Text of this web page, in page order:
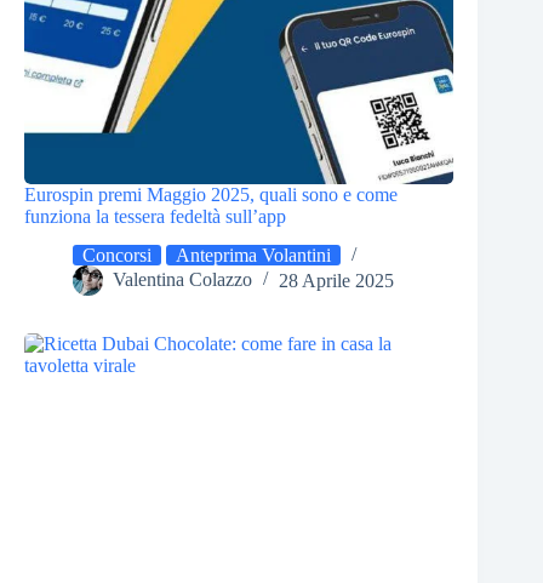
Eurospin premi Maggio 2025, quali sono e come
funziona la tessera fedeltà sull’app
Concorsi
Anteprima Volantini
Valentina Colazzo
28 Aprile 2025